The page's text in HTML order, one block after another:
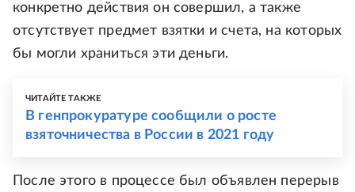
конкретно действия он совершил, а также
отсутствует предмет взятки и счета, на которых
бы могли храниться эти деньги.
ЧИТАЙТЕ ТАКЖЕ
В генпрокуратуре сообщили о росте
взяточничества в России в 2021 году
После этого в процессе был объявлен перерыв